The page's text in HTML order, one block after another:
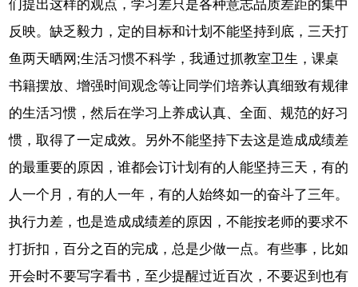
们提出这样的观点，学习差只是各种意志品质差距的集中
反映。缺乏毅力，定的目标和计划不能坚持到底，三天打
鱼两天晒网;生活习惯不科学，我通过抓教室卫生，课桌
书籍摆放、增强时间观念等让同学们培养认真细致有规律
的生活习惯，然后在学习上养成认真、全面、规范的好习
惯，取得了一定成效。另外不能坚持下去这是造成成绩差
的最重要的原因，谁都会订计划有的人能坚持三天，有的
人一个月，有的人一年，有的人始终如一的奋斗了三年。
执行力差，也是造成成绩差的原因，不能按老师的要求不
打折扣，百分之百的完成，总是少做一点。有些事，比如
开会时不要写字看书，至少提醒过近百次，不要迟到也有